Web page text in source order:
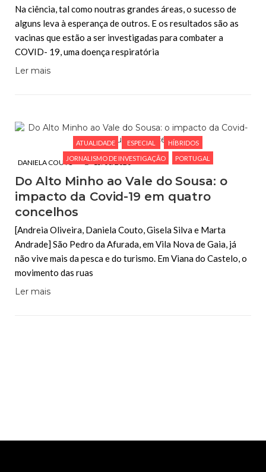
Na ciência, tal como noutras grandes áreas, o sucesso de
alguns leva à esperança de outros. E os resultados são as
vacinas que estão a ser investigadas para combater a
COVID- 19, uma doença respiratória
Ler mais
ATUALIDADE ESPECIAL
HÍBRIDOS
JORNALISMO DE INVESTIGAÇÃO
PORTUGAL
DANIELA COUTO 15/06/2020
Do Alto Minho ao Vale do Sousa: o
impacto da Covid-19 em quatro
concelhos
[Andreia Oliveira, Daniela Couto, Gisela Silva e Marta
Andrade] São Pedro da Afurada, em Vila Nova de Gaia, já
não vive mais da pesca e do turismo. Em Viana do Castelo, o
movimento das ruas
Ler mais